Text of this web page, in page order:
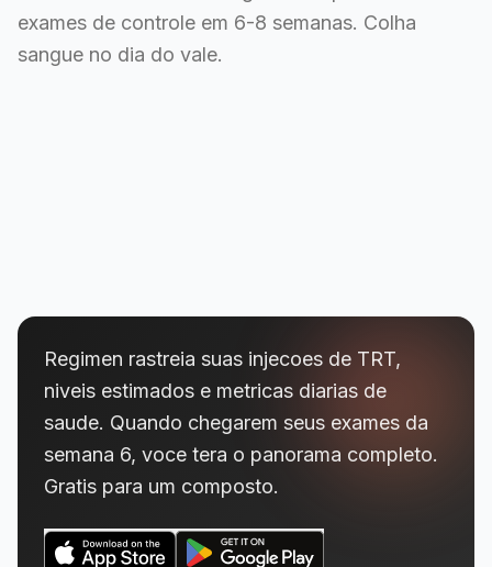
exames de controle em 6-8 semanas. Colha
sangue no dia do vale.
Regimen rastreia suas injecoes de TRT,
niveis estimados e metricas diarias de
saude. Quando chegarem seus exames da
semana 6, voce tera o panorama completo.
Gratis para um composto.